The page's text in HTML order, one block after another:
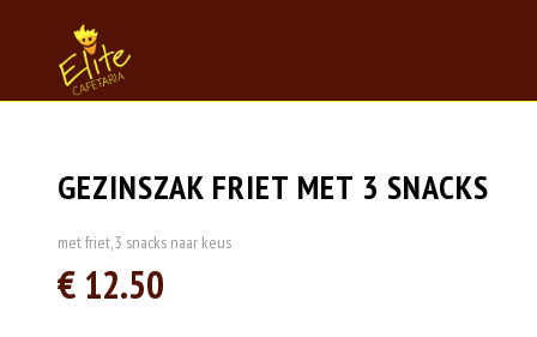
GEZINSZAK FRIET MET 3 SNACKS
met friet, 3 snacks naar keus
€ 12.50